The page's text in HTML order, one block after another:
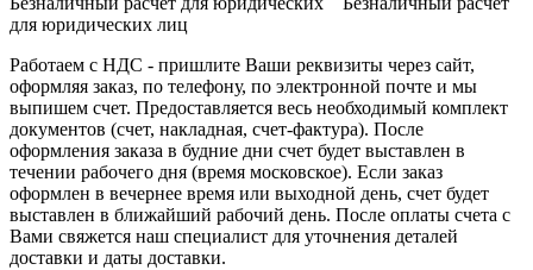
для юридических лиц
Работаем с НДС - пришлите Ваши реквизиты через сайт,
оформляя заказ, по телефону, по электронной почте и мы
выпишем счет. Предоставляется весь необходимый комплект
документов (счет, накладная, счет-фактура). После
оформления заказа в будние дни счет будет выставлен в
течении рабочего дня (время московское). Если заказ
оформлен в вечернее время или выходной день, счет будет
выставлен в ближайший рабочий день. После оплаты счета с
Вами свяжется наш специалист для уточнения деталей
доставки и даты доставки.